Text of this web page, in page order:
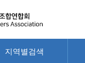
지역별검색